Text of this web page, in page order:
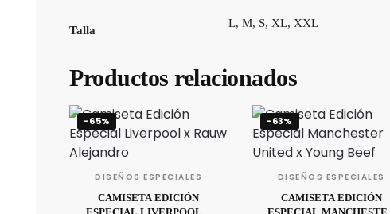
Talla
L, M, S, XL, XXL
Productos relacionados
-65%
DISEÑOS ESPECIALES
CAMISETA EDICIÓN
-63%
DISEÑOS ESPECIALES
CAMISETA EDICIÓN